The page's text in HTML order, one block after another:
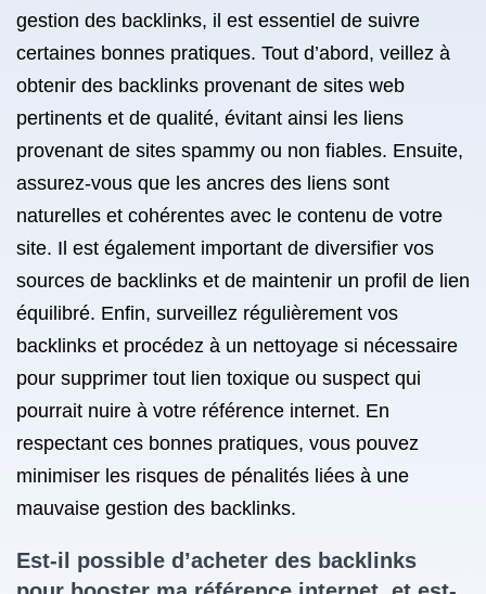
gestion des backlinks, il est essentiel de suivre
certaines bonnes pratiques. Tout d’abord, veillez à
obtenir des backlinks provenant de sites web
pertinents et de qualité, évitant ainsi les liens
provenant de sites spammy ou non fiables. Ensuite,
assurez-vous que les ancres des liens sont
naturelles et cohérentes avec le contenu de votre
site. Il est également important de diversifier vos
sources de backlinks et de maintenir un profil de lien
équilibré. Enfin, surveillez régulièrement vos
backlinks et procédez à un nettoyage si nécessaire
pour supprimer tout lien toxique ou suspect qui
pourrait nuire à votre référence internet. En
respectant ces bonnes pratiques, vous pouvez
minimiser les risques de pénalités liées à une
mauvaise gestion des backlinks.
Est-il possible d’acheter des backlinks